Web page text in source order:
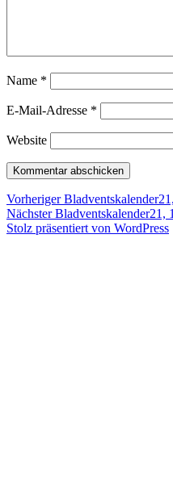
Name *
E-Mail-Adresse *
Website
Beitragsnavigation
Vorheriger Vorheriger
Beitrag:
Nächster Nächster
Beitrag:
Bladventskalender21,
Stolz präsentiert von WordPress